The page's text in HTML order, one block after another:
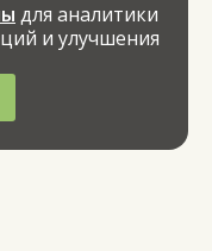
для аналитики
и улучшения